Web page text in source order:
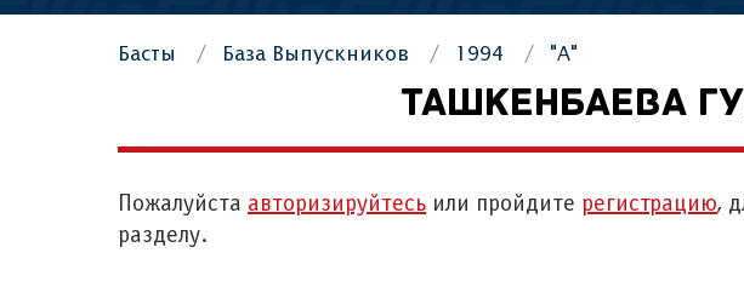
Басты База Выпускников 1994 "А"
ТАШКЕНБАЕВА
Пожалуйста авторизируйтесь или пройдите регистрацию,
разделу.